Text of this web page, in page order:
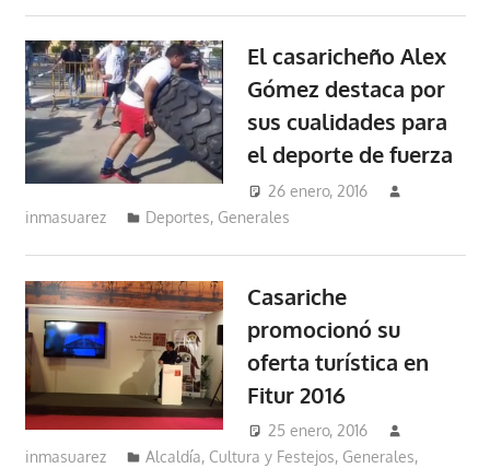
El casaricheño Alex
Gómez destaca por
sus cualidades para
el deporte de fuerza
26 enero, 2016
inmasuarez
Deportes, Generales
Casariche
promocionó su
oferta turística en
Fitur 2016
25 enero, 2016
inmasuarez
Alcaldía, Cultura y Festejos, Generales,